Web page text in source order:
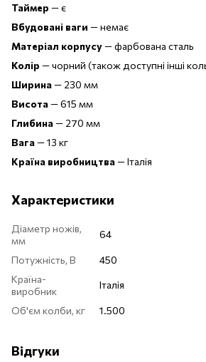
Таймер — є
Вбудовані ваги — немає
Матеріал корпусу— фарбована сталь
Колір — чорний (також доступні інші
Ширина— 230 мм
Висота— 615 мм
Глибина— 270 мм
Вага— 13 кг
Країна виробництва— Італія
Характеристики
Діаметр ножів,
мм
64
Потужність, В
450
Країна-
виробник
Італія
Об'єм колби, кг 1.500
Відгуки